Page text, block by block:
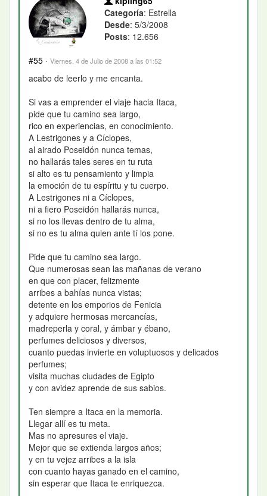
Categoría: Estrella
Desde: 5/3/2008
Posts: 12.656
#55 · Viernes, 4 de Julio de 2008 a las 01:52
acabo de leerlo y me encanta.
Si vas a emprender el viaje hacia Itaca,
pide que tu camino sea largo,
rico en experiencias, en conocimiento.
A Lestrigones y a Cíclopes,
al airado Poseidón nunca temas,
no hallarás tales seres en tu ruta
si alto es tu pensamiento y limpia
la emoción de tu espíritu y tu cuerpo.
A Lestrigones ni a Cíclopes,
ni a fiero Poseidón hallarás nunca,
si no los llevas dentro de tu alma,
si no es tu alma quien ante tí los pone.
Pide que tu camino sea largo.
Que numerosas sean las mañanas de verano
en que con placer, felizmente
arribes a bahías nunca vistas;
detente en los emporios de Fenicia
y adquiere hermosas mercancías,
madreperla y coral, y ámbar y ébano,
perfumes deliciosos y diversos,
cuanto puedas invierte en voluptuosos y delicados
perfumes;
visita muchas ciudades de Egipto
y con avidez aprende de sus sabios.
Ten siempre a Itaca en la memoria.
Llegar allí es tu meta.
Mas no apresures el viaje.
Mejor que se extienda largos años;
y en tu vejez arribes a la isla
con cuanto hayas ganado en el camino,
sin esperar que Itaca te enriquezca.